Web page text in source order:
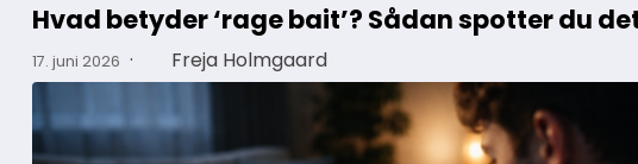
Hvad betyder ‘rage bait’? Sådan spotter du
17. juni 2026 · Freja Holmgaard